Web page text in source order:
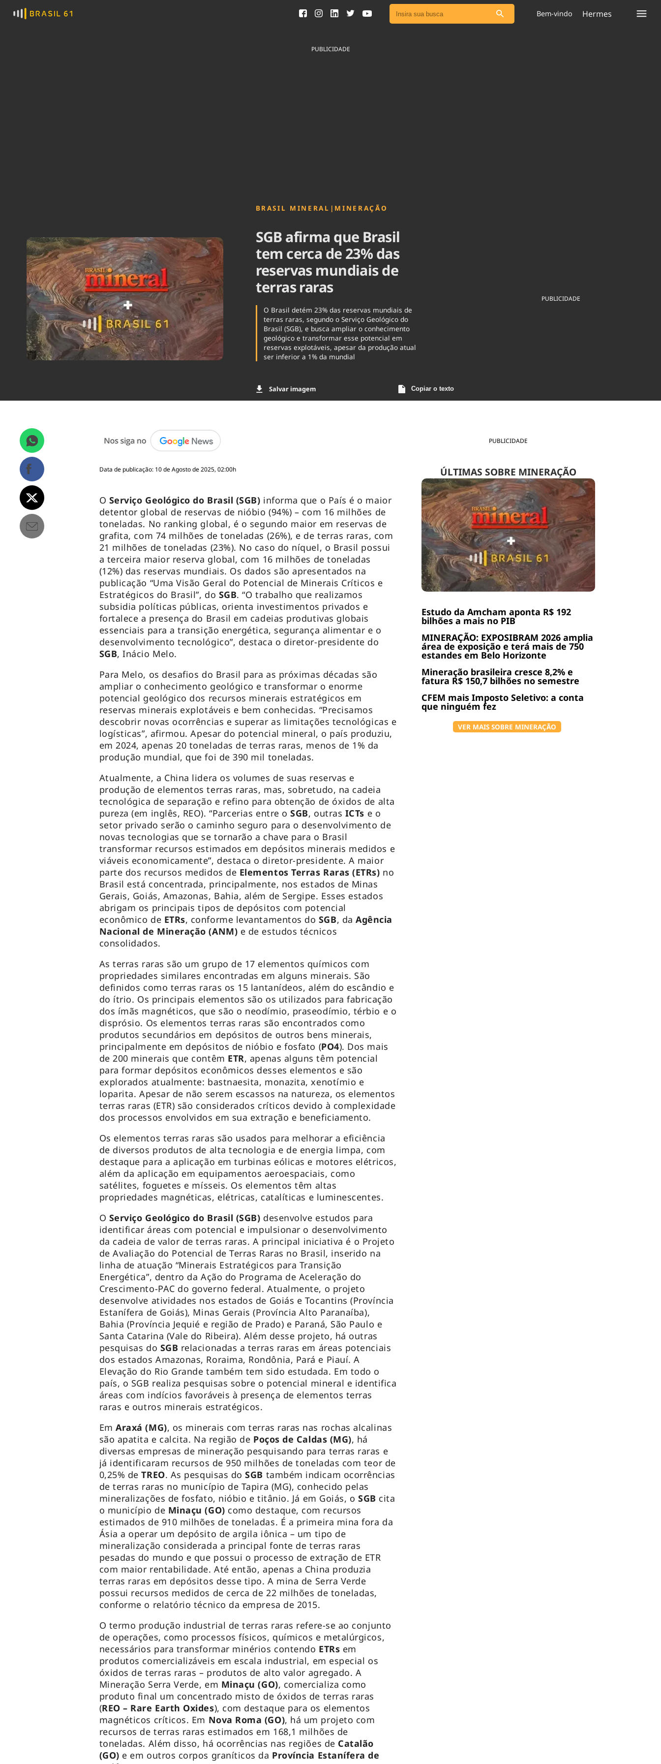
Ver todas as notícias
Bem-vindo Hermes
PUBLICIDADE
BRASIL MINERAL | MINERAÇÃO
SGB afirma que Brasil
tem cerca de 23% das
reservas mundiais de
terras raras
O Brasil detém 23% das reservas mundiais de
terras raras, segundo o Serviço Geológico do
Brasil (SGB), e busca ampliar o conhecimento
geológico e transformar esse potencial em
reservas explotáveis, apesar da produção atual
ser inferior a 1% da mundial
Salvar imagem Copiar o texto
PUBLICIDADE
PUBLICIDADE
ÚLTIMAS SOBRE MINERAÇÃO
Estudo da Amcham aponta R$ 192
bilhões a mais no PIB
MINERAÇÃO: EXPOSIBRAM 2026 amplia
área de exposição e terá mais de 750
estandes em Belo Horizonte
Mineração brasileira cresce 8,2% e
fatura R$ 150,7 bilhões no semestre
CFEM mais Imposto Seletivo: a conta
que ninguém fez
VER MAIS SOBRE MINERAÇÃO
Data de publicação: 10 de Agosto de 2025, 02:00h
O Serviço Geológico do Brasil (SGB) informa que o País é o maior
detentor global de reservas de nióbio (94%) – com 16 milhões de
toneladas. No ranking global, é o segundo maior em reservas de
grafita, com 74 milhões de toneladas (26%), e de terras raras, com
21 milhões de toneladas (23%). No caso do níquel, o Brasil possui
a terceira maior reserva global, com 16 milhões de toneladas
(12%) das reservas mundiais. Os dados são apresentados na
publicação “Uma Visão Geral do Potencial de Minerais Críticos e
Estratégicos do Brasil”, do SGB. “O trabalho que realizamos
subsidia políticas públicas, orienta investimentos privados e
fortalece a presença do Brasil em cadeias produtivas globais
essenciais para a transição energética, segurança alimentar e o
desenvolvimento tecnológico”, destaca o diretor-presidente do
SGB, Inácio Melo.
Para Melo, os desafios do Brasil para as próximas décadas são
ampliar o conhecimento geológico e transformar o enorme
potencial geológico dos recursos minerais estratégicos em
reservas minerais explotáveis e bem conhecidas. “Precisamos
descobrir novas ocorrências e superar as limitações tecnológicas e
logísticas”, afirmou. Apesar do potencial mineral, o país produziu,
em 2024, apenas 20 toneladas de terras raras, menos de 1% da
produção mundial, que foi de 390 mil toneladas.
Atualmente, a China lidera os volumes de suas reservas e
produção de elementos terras raras, mas, sobretudo, na cadeia
tecnológica de separação e refino para obtenção de óxidos de alta
pureza (em inglês, REO). “Parcerias entre oSGB, outras ICTs e o
setor privado serão o caminho seguro para o desenvolvimento de
novas tecnologias que se tornarão a chave para o Brasil
transformar recursos estimados em depósitos minerais medidos e
viáveis economicamente”, destaca o diretor-presidente. A maior
parte dos recursos medidos de Elementos Terras Raras (ETRs) no
Brasil está concentrada, principalmente, nos estados de Minas
Gerais, Goiás, Amazonas, Bahia, além de Sergipe. Esses estados
abrigam os principais tipos de depósitos com potencial
econômico de ETRs, conforme levantamentos do SGB, daAgência
Nacional de Mineração (ANM) e de estudos técnicos
consolidados.
As terras raras são um grupo de 17 elementos químicos com
propriedades similares encontradas em alguns minerais. São
definidos como terras raras os 15 lantanídeos, além do escândio e
do ítrio. Os principais elementos são os utilizados para fabricação
dos ímãs magnéticos, que são o neodímio, praseodímio, térbio e o
disprósio. Os elementos terras raras são encontrados como
produtos secundários em depósitos de outros bens minerais,
principalmente em depósitos de nióbio e fosfato (PO4). Dos mais
de 200 minerais que contêm ETR, apenas alguns têm potencial
para formar depósitos econômicos desses elementos e são
explorados atualmente: bastnaesita, monazita, xenotímio e
loparita. Apesar de não serem escassos na natureza, os elementos
terras raras (ETR) são considerados críticos devido à complexidade
dos processos envolvidos em sua extração e beneficiamento.
Os elementos terras raras são usados para melhorar a eficiência
de diversos produtos de alta tecnologia e de energia limpa, com
destaque para a aplicação em turbinas eólicas e motores elétricos,
além da aplicação em equipamentos aeroespaciais, como
satélites, foguetes e mísseis. Os elementos têm altas
propriedades magnéticas, elétricas, catalíticas e luminescentes.
O Serviço Geológico do Brasil (SGB) desenvolve estudos para
identificar áreas com potencial e impulsionar o desenvolvimento
da cadeia de valor de terras raras. A principal iniciativa é o Projeto
de Avaliação do Potencial de Terras Raras no Brasil, inserido na
linha de atuação “Minerais Estratégicos para Transição
Energética”, dentro da Ação do Programa de Aceleração do
Crescimento-PAC do governo federal. Atualmente, o projeto
desenvolve atividades nos estados de Goiás e Tocantins (Província
Estanífera de Goiás), Minas Gerais (Província Alto Paranaíba),
Bahia (Província Jequié e região de Prado) e Paraná, São Paulo e
Santa Catarina (Vale do Ribeira). Além desse projeto, há outras
pesquisas do SGB relacionadas a terras raras em áreas potenciais
dos estados Amazonas, Roraima, Rondônia, Pará e Piauí. A
Elevação do Rio Grande também tem sido estudada. Em todo o
país, o SGB realiza pesquisas sobre o potencial mineral e identifica
áreas com indícios favoráveis à presença de elementos terras
raras e outros minerais estratégicos.
EmAraxá (MG), os minerais com terras raras nas rochas alcalinas
são apatita e calcita. Na região de Poços de Caldas (MG), há
diversas empresas de mineração pesquisando para terras raras e
já identificaram recursos de 950 milhões de toneladas com teor de
0,25% deTREO. As pesquisas doSGB também indicam ocorrências
de terras raras no município de Tapira (MG), conhecido pelas
mineralizações de fosfato, nióbio e titânio. Já em Goiás, o SGB cita
o município de Minaçu (GO) como destaque, com recursos
estimados de 910 milhões de toneladas. É a primeira mina fora da
Ásia a operar um depósito de argila iônica – um tipo de
mineralização considerada a principal fonte de terras raras
pesadas do mundo e que possui o processo de extração de ETR
com maior rentabilidade. Até então, apenas a China produzia
terras raras em depósitos desse tipo. A mina de Serra Verde
possui recursos medidos de cerca de 22 milhões de toneladas,
conforme o relatório técnico da empresa de 2015.
O termo produção industrial de terras raras refere-se ao conjunto
de operações, como processos físicos, químicos e metalúrgicos,
necessários para transformar minérios contendo ETRs em
produtos comercializáveis em escala industrial, em especial os
óxidos de terras raras – produtos de alto valor agregado. A
Mineração Serra Verde, em Minaçu (GO), comercializa como
produto final um concentrado misto de óxidos de terras raras
(REO – Rare Earth Oxides), com destaque para os elementos
magnéticos críticos. Em Nova Roma (GO), há um projeto com
recursos de terras raras estimados em 168,1 milhões de
toneladas. Além disso, há ocorrências nas regiões de Catalão
(GO) e em outros corpos graníticos da Província Estanífera de